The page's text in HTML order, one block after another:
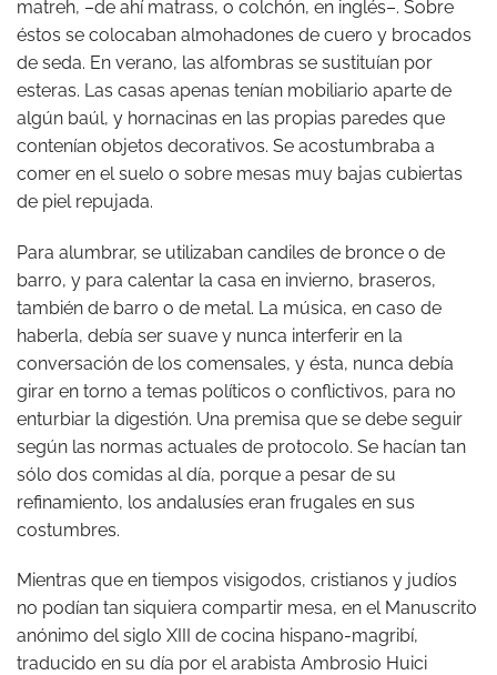
matreh, –de ahí matrass, o colchón, en inglés–. Sobre
éstos se colocaban almohadones de cuero y brocados
de seda. En verano, las alfombras se sustituían por
esteras. Las casas apenas tenían mobiliario aparte de
algún baúl, y hornacinas en las propias paredes que
contenían objetos decorativos. Se acostumbraba a
comer en el suelo o sobre mesas muy bajas cubiertas
de piel repujada.
Para alumbrar, se utilizaban candiles de bronce o de
barro, y para calentar la casa en invierno, braseros,
también de barro o de metal. La música, en caso de
haberla, debía ser suave y nunca interferir en la
conversación de los comensales, y ésta, nunca debía
girar en torno a temas políticos o conflictivos, para no
enturbiar la digestión. Una premisa que se debe seguir
según las normas actuales de protocolo. Se hacían tan
sólo dos comidas al día, porque a pesar de su
refinamiento, los andalusíes eran frugales en sus
costumbres.
Mientras que en tiempos visigodos, cristianos y judíos
no podían tan siquiera compartir mesa, en el Manuscrito
anónimo del siglo XIII de cocina hispano-magribí,
traducido en su día por el arabista Ambrosio Huici